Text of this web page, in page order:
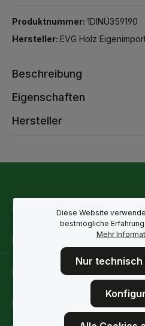
Produktnummer: 1DINÜ359190
Hersteller: EVG Holz
Beschreibung
Eigenschaften
Hersteller
Service-Hotline
Rechtliche Hinweise
Informationen
Folge uns
Diese Website
bestmögliche
Mehr
Nur